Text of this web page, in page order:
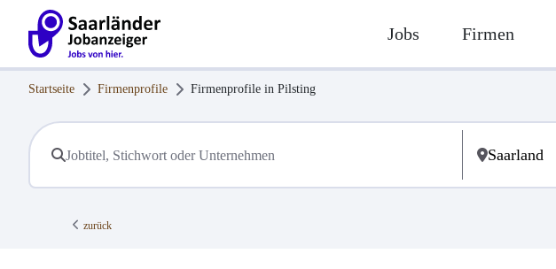
Jobs Firmen
Startseite Firmenprofile Firmenprofile in Pilsting
zurück